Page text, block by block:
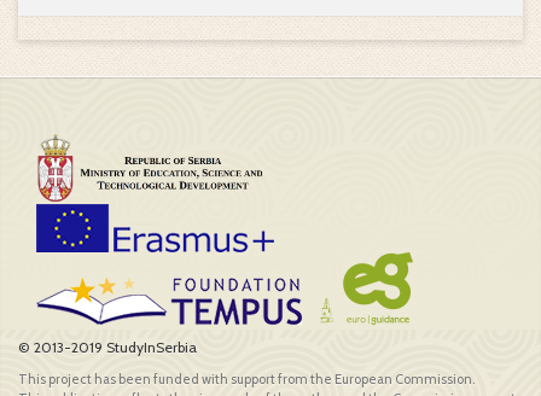
© 2013-2019 StudyInSerbia
This project has been funded with support from the European Commission.